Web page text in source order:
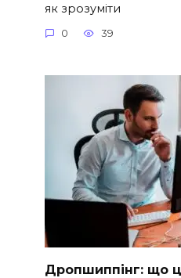
як зрозуміти
0 39
Дропшиппінг: що